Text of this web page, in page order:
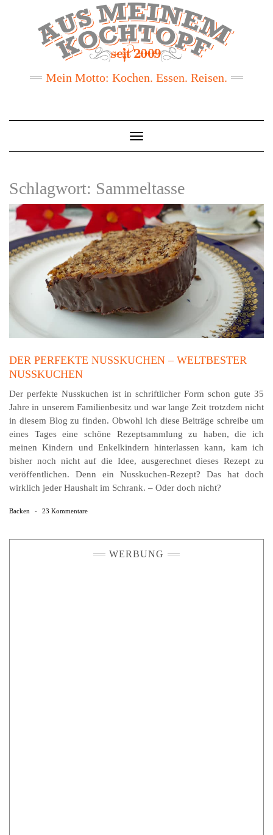
Mein Motto: Kochen. Essen. Reisen.
Toggle
Navigation
Schlagwort: Sammeltasse
DER PERFEKTE NUSSKUCHEN – WELTBESTER
NUSSKUCHEN
Der perfekte Nusskuchen ist in schriftlicher Form schon gute 35
Jahre in unserem Familienbesitz und war lange Zeit trotzdem nicht
in diesem Blog zu finden. Obwohl ich diese Beiträge schreibe um
eines Tages eine schöne Rezeptsammlung zu haben, die ich
meinen Kindern und Enkelkindern hinterlassen kann, kam ich
bisher noch nicht auf die Idee, ausgerechnet dieses Rezept zu
veröffentlichen. Denn ein Nusskuchen-Rezept? Das hat doch
wirklich jeder Haushalt im Schrank. – Oder doch nicht?
Backen - 23 Kommentare
WERBUNG